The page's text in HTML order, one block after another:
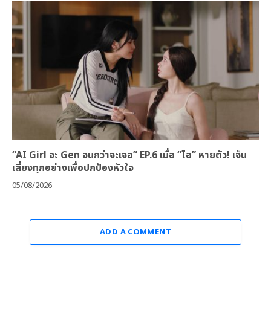
“AI Girl จะ Gen จนกว่าจะเจอ” EP.6 เมื่อ “ไอ” หายตัว! เจ็น
เสี่ยงทุกอย่างเพื่อปกป้องหัวใจ
05/08/2026
ADD A COMMENT